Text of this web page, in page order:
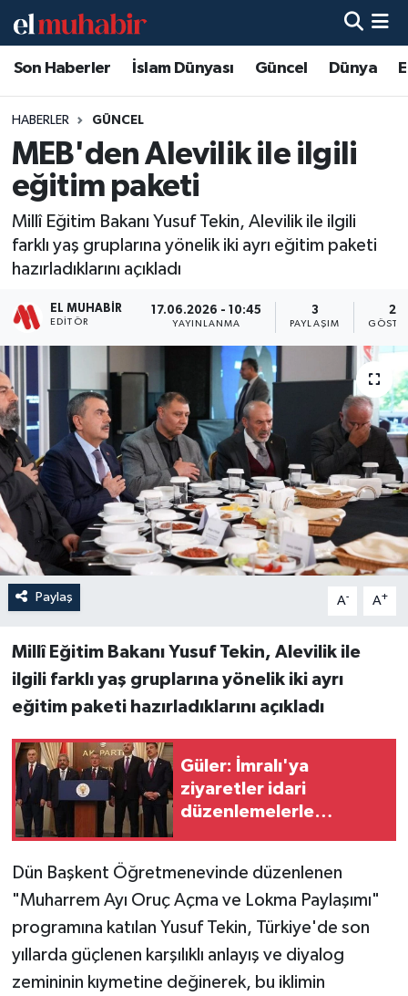
Son Haberler İslam Dünyası Güncel Dünya
HABERLER GÜNCEL
MEB'den Alevilik ile ilgili
eğitim paketi
Millî Eğitim Bakanı Yusuf Tekin, Alevilik ile ilgili
farklı yaş gruplarına yönelik iki ayrı eğitim paketi
hazırladıklarını açıkladı
EL MUHABIR
EDITÖR
17.06.2026 - 10:45
YAYINLANMA
3
PAYLAŞIM
21
Paylaş A- A+
Millî Eğitim Bakanı Yusuf Tekin, Alevilik ile
ilgili farklı yaş gruplarına yönelik iki ayrı
eğitim paketi hazırladıklarını açıkladı
Güler: İmralı'ya
ziyaretler idari
düzenlemelerle
Dün Başkent Öğretmenevinde düzenlenen
"Muharrem Ayı Oruç Açma ve Lokma Paylaşımı"
programına katılan Yusuf Tekin, Türkiye'de son
yıllarda güçlenen karşılıklı anlayış ve diyalog
zemininin kıymetine değinerek, bu iklimin
Hava Durumu
Trafik Durumu
Süper Lig Puan Durumu ve Fikstür
Son Dakika Haberleri
Haber Arşivi